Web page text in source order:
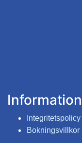
Information
Integritetspolicy
Bokningsvillkor